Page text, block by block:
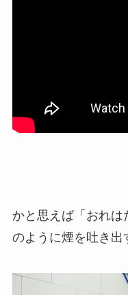
かと思えば「おれ
のように煙を吐き